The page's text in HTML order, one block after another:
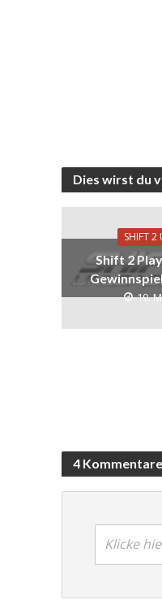
Dies wirst du
SHIFT 2
Shift 2
19.
4 Kommentare
Klicke